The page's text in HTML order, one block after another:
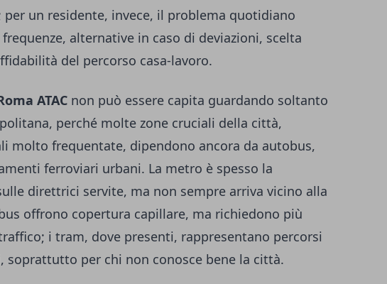
per un residente, invece, il problema quotidiano
alternative in caso di deviazioni, scelta
del percorso casa-lavoro.
ATAC non può essere capita guardando soltanto
perché molte zone cruciali della città,
molto frequentate, dipendono ancora da autobus,
ferroviari urbani. La metro è spesso la
direttrici servite, ma non sempre arriva vicino alla
offrono copertura capillare, ma richiedono più
i tram, dove presenti, rappresentano percorsi
soprattutto per chi non conosce bene la città.